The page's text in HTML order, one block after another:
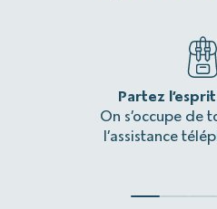
Partez
On s’occupe de
l’assistance